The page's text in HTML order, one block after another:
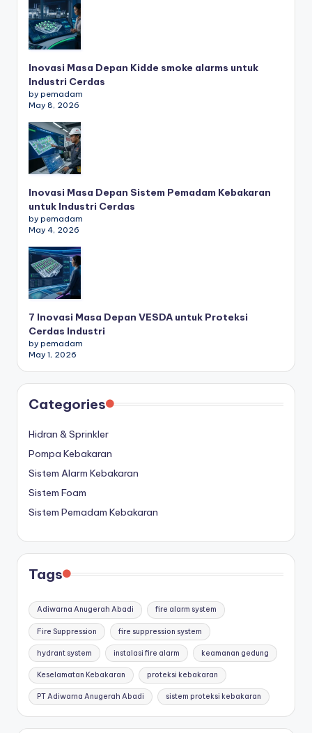
Inovasi Masa Depan Kidde smoke alarms untuk
Industri Cerdas
by pemadam
May 8, 2026
Inovasi Masa Depan Sistem Pemadam Kebakaran
untuk Industri Cerdas
by pemadam
May 4, 2026
7 Inovasi Masa Depan VESDA untuk Proteksi
Cerdas Industri
by pemadam
May 1, 2026
Categories
Hidran & Sprinkler
Pompa Kebakaran
Sistem Alarm Kebakaran
Sistem Foam
Sistem Pemadam Kebakaran
Tags
Adiwarna Anugerah Abadi fire alarm system
Fire Suppression fire suppression system
hydrant system instalasi fire alarm keamanan gedung
Keselamatan Kebakaran proteksi kebakaran
PT Adiwarna Anugerah Abadi sistem proteksi kebakaran